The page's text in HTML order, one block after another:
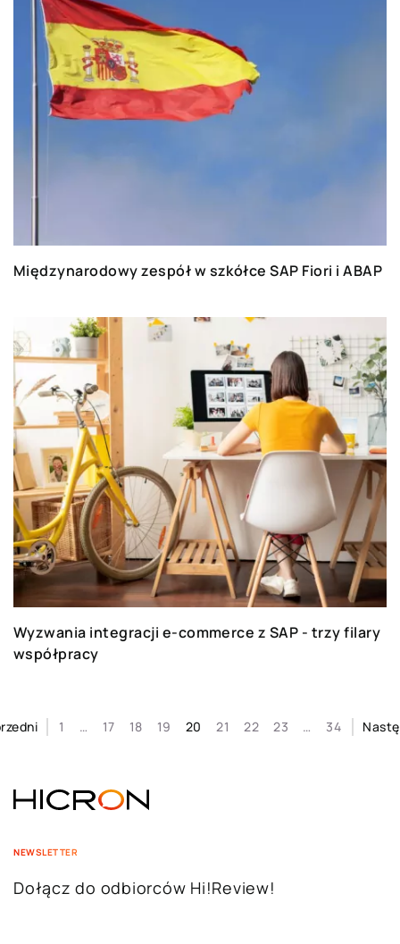
rozwijać.
Międzynarodowy zespół w szkółce SAP Fiori i ABAP
Wyzwania integracji e-commerce z SAP - trzy filary
współpracy
1 … 17 18 19 20 21 22 23 … 34
NEWSLETTER
Dołącz do odbiorców Hi!Review!